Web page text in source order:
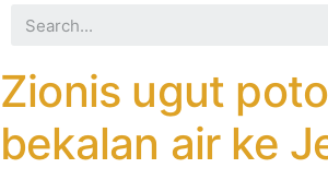
Zionis ugut
bekalan air ke